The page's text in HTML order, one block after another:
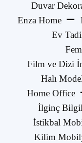
Duvar
Enza Home
Ev
Film ve Dizi
Halı
Home Office
İlginç
İstikbal
Kilim